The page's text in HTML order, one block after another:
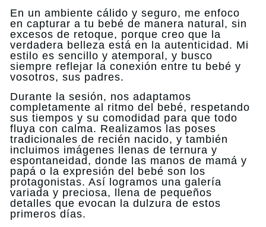
En un ambiente cálido y seguro, me enfoco
en capturar a tu bebé de manera natural, sin
excesos de retoque, porque creo que la
verdadera belleza está en la autenticidad. Mi
estilo es sencillo y atemporal, y busco
siempre reflejar la conexión entre tu bebé y
vosotros, sus padres.
Durante la sesión, nos adaptamos
completamente al ritmo del bebé, respetando
sus tiempos y su comodidad para que todo
fluya con calma. Realizamos las poses
tradicionales de recién nacido, y también
incluimos imágenes llenas de ternura y
espontaneidad, donde las manos de mamá y
papá o la expresión del bebé son los
protagonistas. Así logramos una galería
variada y preciosa, llena de pequeños
detalles que evocan la dulzura de estos
primeros días.